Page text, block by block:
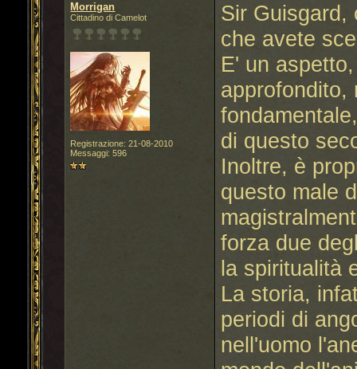
Morrigan
Cittadino di Camelot
Registrazione: 21-08-2010
Messaggi: 596
Sir Guisgard,
che avete
E' un
approfondito,
di questo
Inoltre, è
questo male
forza due
la spiritualità
La storia,
periodi di
nell'uomo